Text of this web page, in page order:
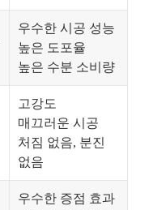
우수한 시공 성능
높은 도포율
높은 수분 소비량
고강도
매끄러운 시공
처짐 없음, 분진
없음
우수한 증점 효과